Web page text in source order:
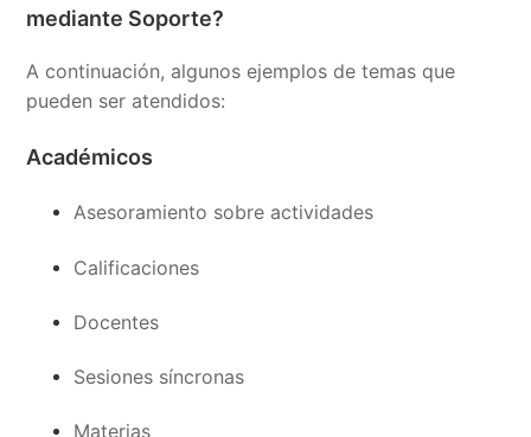
mediante Soporte?
A continuación, algunos ejemplos de temas que
pueden ser atendidos:
Académicos
Asesoramiento sobre actividades
Calificaciones
Docentes
Sesiones síncronas
Materias